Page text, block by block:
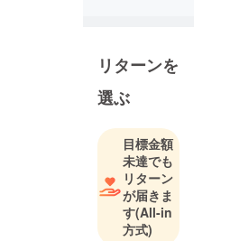
リターンを
選ぶ
目標金額
未達でも
リターン
が届きま
す(All-in
方式)